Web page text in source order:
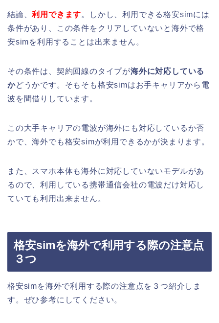
結論、利用できます。しかし、利用できる格安simには
条件があり、この条件をクリアしていないと海外で格
安simを利用することは出来ません。
その条件は、契約回線のタイプが海外に対応している
かどうかです。そもそも格安simはお手キャリアから電
波を間借りしています。
この大手キャリアの電波が海外にも対応しているか否
かで、海外でも格安simが利用できるかが決まります。
また、スマホ本体も海外に対応していないモデルがあ
るので、利用している携帯通信会社の電波だけ対応し
ていても利用出来ません。
格安simを海外で利用する際の注意点
３つ
格安simを海外で利用する際の注意点を３つ紹介しま
す。ぜひ参考にしてください。